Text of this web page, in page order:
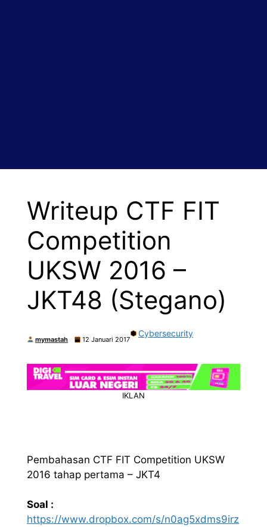
Writeup CTF FIT
Competition
UKSW 2016 –
JKT48 (Stegano)
mymastah 12 Januari 2017
Cybersecurity
IKLAN
Pembahasan CTF FIT Competition UKSW
2016 tahap pertama – JKT4
Soal :
https://www.dropbox.com/s/n0ag5xdms9irz